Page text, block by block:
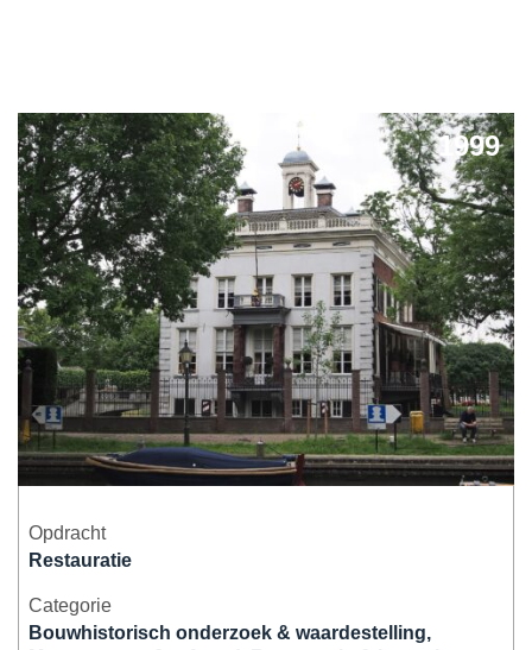
Herbestemming & transformatie
Verduurzaming & modernisering
Overige werkzaamheden
1999
Opdracht
Restauratie
Categorie
Bouwhistorisch onderzoek & waardestelling,